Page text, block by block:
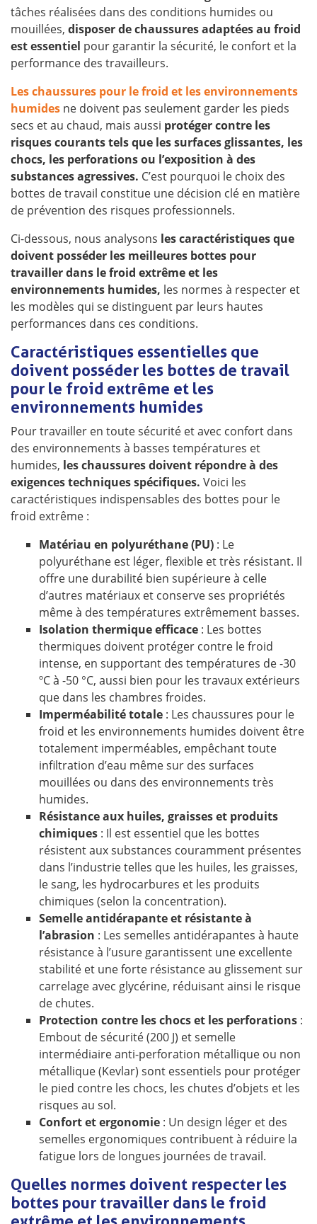
tâches réalisées dans des conditions humides ou
mouillées, disposer de chaussures adaptées au froid
est essentiel pour garantir la sécurité, le confort et la
performance des travailleurs.
Les chaussures pour le froid et les environnements
humides ne doivent pas seulement garder les pieds
secs et au chaud, mais aussi protéger contre les
risques courants tels que les surfaces glissantes, les
chocs, les perforations ou l’exposition à des
substances agressives. C’est pourquoi le choix des
bottes de travail constitue une décision clé en matière
de prévention des risques professionnels.
Ci-dessous, nous analysons les caractéristiques que
doivent posséder les meilleures bottes pour
travailler dans le froid extrême et les
environnements humides, les normes à respecter et
les modèles qui se distinguent par leurs hautes
performances dans ces conditions.
Caractéristiques essentielles que
doivent posséder les bottes de travail
pour le froid extrême et les
environnements humides
Pour travailler en toute sécurité et avec confort dans
des environnements à basses températures et
humides, les chaussures doivent répondre à des
exigences techniques spécifiques. Voici les
caractéristiques indispensables des bottes pour le
froid extrême :
Matériau en polyuréthane (PU) : Le
polyuréthane est léger, flexible et très résistant. Il
offre une durabilité bien supérieure à celle
d’autres matériaux et conserve ses propriétés
même à des températures extrêmement basses.
Isolation thermique efficace : Les bottes
thermiques doivent protéger contre le froid
intense, en supportant des températures de -30
ºC à -50 °C, aussi bien pour les travaux extérieurs
que dans les chambres froides.
Imperméabilité totale : Les chaussures pour le
froid et les environnements humides doivent être
totalement imperméables, empêchant toute
infiltration d’eau même sur des surfaces
mouillées ou dans des environnements très
humides.
Résistance aux huiles, graisses et produits
chimiques : Il est essentiel que les bottes
résistent aux substances couramment présentes
dans l’industrie telles que les huiles, les graisses,
le sang, les hydrocarbures et les produits
chimiques (selon la concentration).
Semelle antidérapante et résistante à
l’abrasion : Les semelles antidérapantes à haute
résistance à l’usure garantissent une excellente
stabilité et une forte résistance au glissement sur
carrelage avec glycérine, réduisant ainsi le risque
de chutes.
Protection contre les chocs et les perforations :
Embout de sécurité (200 J) et semelle
intermédiaire anti-perforation métallique ou non
métallique (Kevlar) sont essentiels pour protéger
le pied contre les chocs, les chutes d’objets et les
risques au sol.
Confort et ergonomie : Un design léger et des
semelles ergonomiques contribuent à réduire la
fatigue lors de longues journées de travail.
Quelles normes doivent respecter les
bottes pour travailler dans le froid